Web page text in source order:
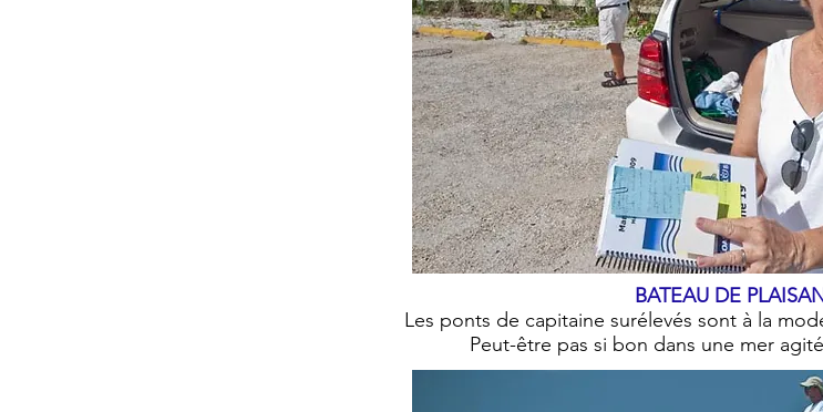
BATEAU DE
Les ponts de capitaine surélevés sont à la
Peut-être pas si bon dans une mer